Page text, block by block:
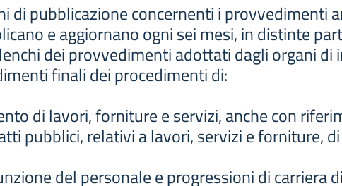
di pubblicazione concernenti i provvedimenti
e aggiornano ogni sei mesi, in distinte
dei provvedimenti adottati dagli organi di
finali dei procedimenti di:
di lavori, forniture e servizi, anche con
pubblici, relativi a lavori, servizi e forniture,
del personale e progressioni di carriera